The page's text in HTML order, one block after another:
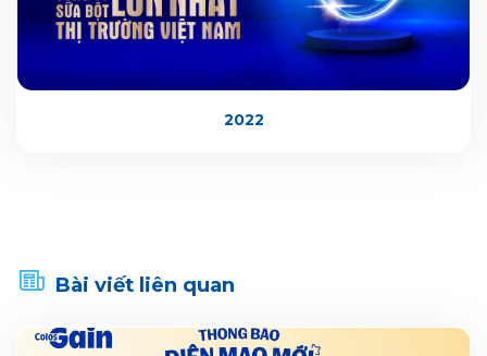
2022
Bài viết liên quan